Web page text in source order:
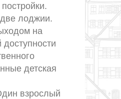
лоджии.
на
детская
взрослый